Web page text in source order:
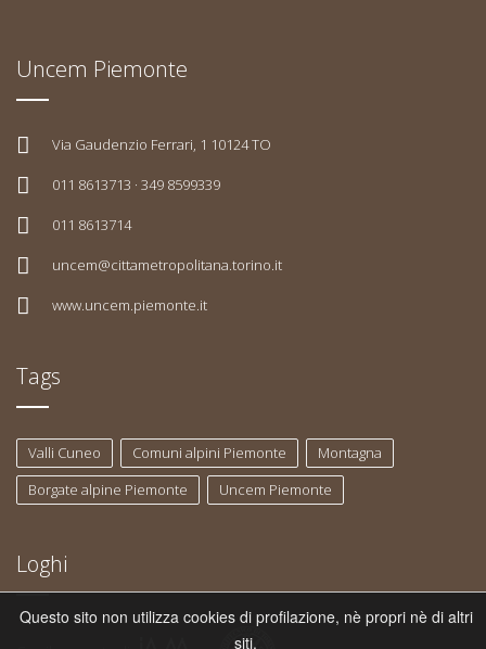
Uncem Piemonte
Via Gaudenzio Ferrari, 1 10124 TO
011 8613713 · 349 8599339
011 8613714
uncem@cittametropolitana.torino.it
www.uncem.piemonte.it
Tags
Valli Cuneo Comuni alpini Piemonte
Montagna
Borgate alpine Piemonte
Uncem Piemonte
Loghi
Questo sito non utilizza cookies di profilazione, nè propri nè di altri
siti.